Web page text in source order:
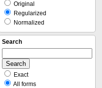
Original
Regularized
Normalized
Search
Exact
All forms